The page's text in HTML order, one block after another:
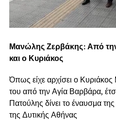
Μανώλης Ζερβάκης: Από
και ο Κυριάκος
Όπως είχε αρχίσει ο
του από την Αγία Βαρβάρα,
Πατούλης δίνει το έναυσμα
της Δυτικής Αθήνας